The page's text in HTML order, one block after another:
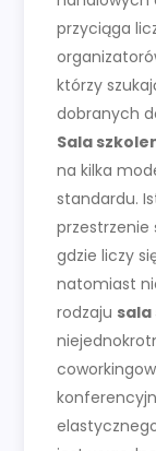
przyciąga
którzy
dobranych
Sala
na kilka
standardu.
gdzie liczy
natomiast
rodzaju